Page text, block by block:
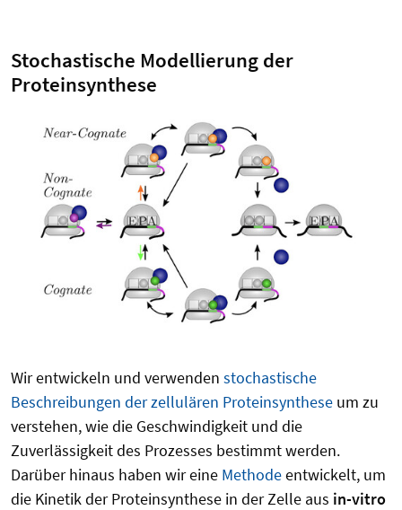
Stochastische Modellierung der
Proteinsynthese
Wir entwickeln und verwenden stochastische
Beschreibungen der zellulären Proteinsynthese um zu
verstehen, wie die Geschwindigkeit und die
Zuverlässigkeit des Prozesses bestimmt werden.
Darüber hinaus haben wir eine Methodeentwickelt, um
die Kinetik der Proteinsynthese in der Zelle aus in-vitro